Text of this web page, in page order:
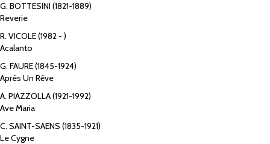
G. BOTTESINI (1821-1889)
Reverie
R. VICOLE (1982 - )
Acalanto
G. FAURE (1845-1924)
Après Un Rêve
A. PIAZZOLLA (1921-1992)
Ave Maria
C. SAINT-SAENS (1835-1921)
Le Cygne